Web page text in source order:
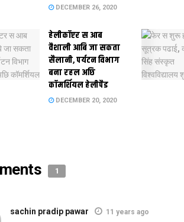
DECEMBER 26, 2020
हेलीकॉप्टर स आब
वैशाली आबि जा सकता
सैलानी, पर्यटन विभाग
बना रहल अछि
कॉमर्शियल हेलीपैड
DECEMBER 20, 2020
1
sachin pradip pawar 11 years ago